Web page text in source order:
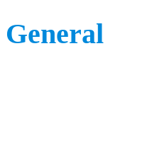
General